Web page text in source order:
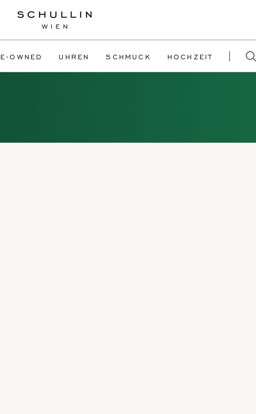
OWNED UHREN SCHMUCK HOCHZEIT